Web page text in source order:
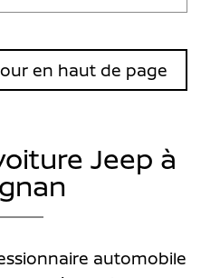
en haut de page
Jeep à
automobile